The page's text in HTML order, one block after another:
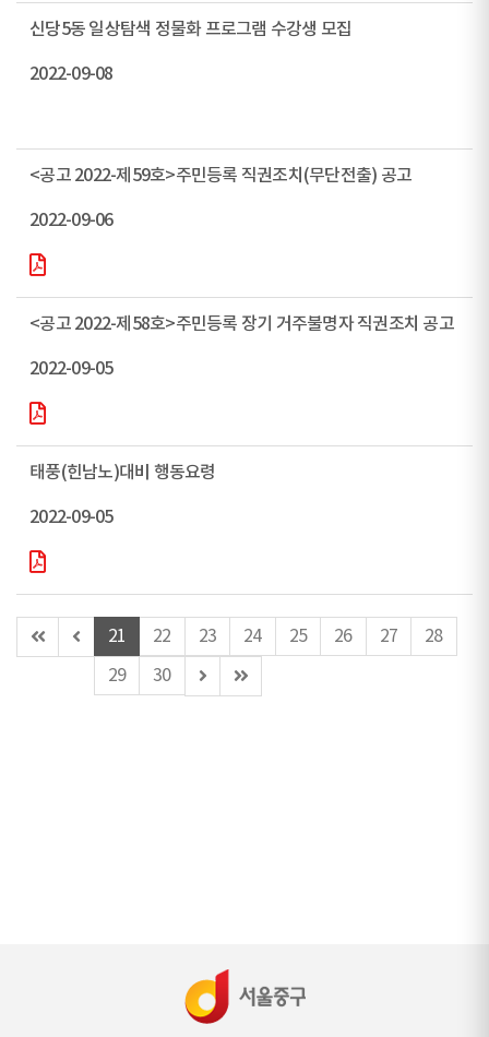
신당5동 일상탐색 정물화 프로그램 수강생 모집
2022-09-08
<공고 2022-제59호>주민등록 직권조치(무단전출) 공고
2022-09-06
<공고 2022-제58호>주민등록 장기 거주불명자 직권조치 공고
2022-09-05
태풍(힌남노)대비 행동요령
2022-09-05
첫
페
이
전
21 22 23 24 25 26 27
28
29
30
다
음
마
지